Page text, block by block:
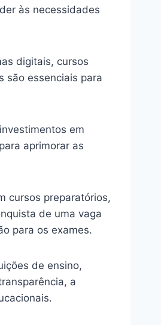
às necessidades
digitais, cursos
são essenciais para
em
aprimorar as
cursos preparatórios,
de uma vaga
para os exames.
de ensino,
a